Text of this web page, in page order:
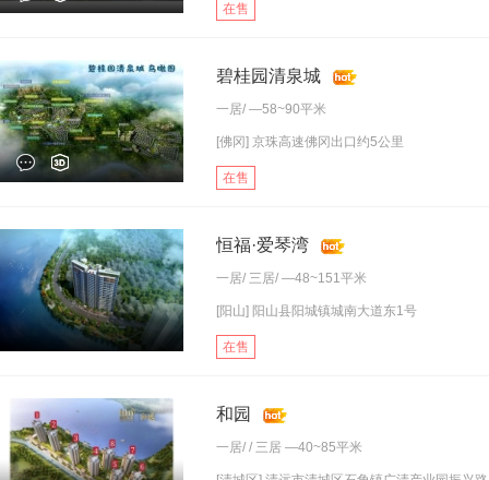
在售
碧桂园清泉城
一居/ —58~90平米
[佛冈] 京珠高速佛冈出口约5公里
在售
恒福·爱琴湾
一居/ 三居/ —48~151平米
[阳山] 阳山县阳城镇城南大道东1号
在售
和园
一居/ / 三居 —40~85平米